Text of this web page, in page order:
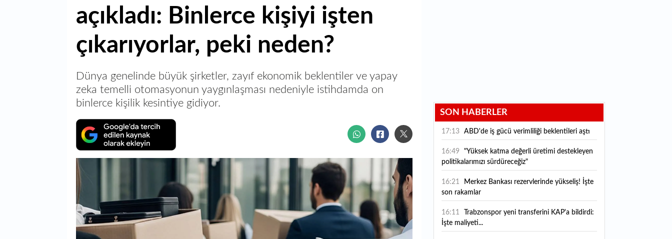
açıkladı: Binlerce kişiyi işten
çıkarıyorlar, peki neden?
Dünya genelinde büyük şirketler, zayıf ekonomik beklentiler ve yapay
zeka temelli otomasyonun yaygınlaşması nedeniyle istihdamda on
binlerce kişilik kesintiye gidiyor.
SON HABERLER
17:13 ABD'de iş gücü verimliliği beklentileri aştı
16:49
"Yüksek katma değerli üretimi destekleyen
politikalarımızı sürdüreceğiz"
16:21
son rakamlar
16:11
İşte maliyeti...